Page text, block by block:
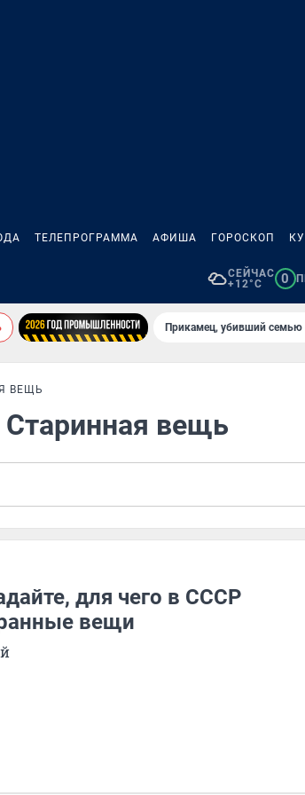
ТЕЛЕПРОГРАММА АФИША ГОРОСКОП
СЕЙЧАС
+12°C
0
Прикамец, убивший семью
ВЕЩЬ
Старинная вещь
для чего в СССР
вещи